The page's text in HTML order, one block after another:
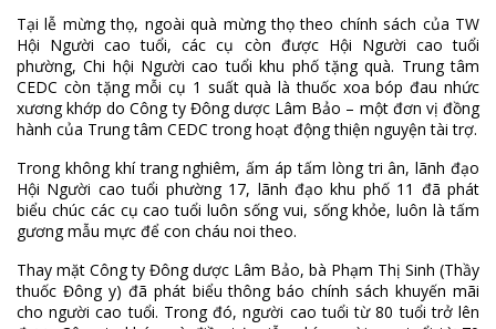
Tại lễ mừng thọ, ngoài quà mừng thọ theo chính sách của TW
Hội Người cao tuổi, các cụ còn được Hội Người cao tuổi
phường, Chi hội Người cao tuổi khu phố tặng quà. Trung tâm
CEDC còn tặng mỗi cụ 1 suất quà là thuốc xoa bóp đau nhức
xương khớp do Công ty Đông dược Lâm Bảo – một đơn vị đồng
hành của Trung tâm CEDC trong hoạt động thiện nguyện tài trợ.
Trong không khí trang nghiêm, ấm áp tấm lòng tri ân, lãnh đạo
Hội Người cao tuổi phường 17, lãnh đạo khu phố 11 đã phát
biểu chúc các cụ cao tuổi luôn sống vui, sống khỏe, luôn là tấm
gương mẫu mực để con cháu noi theo.
Thay mặt Công ty Đông dược Lâm Bảo, bà Phạm Thị Sinh (Thầy
thuốc Đông y) đã phát biểu thông báo chính sách khuyến mãi
cho người cao tuổi. Trong đó, người cao tuổi từ 80 tuổi trở lên